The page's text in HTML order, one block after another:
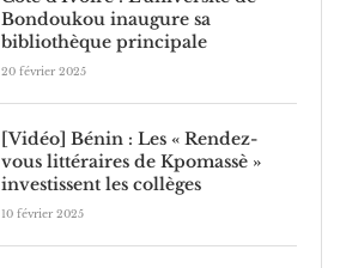
Bondoukou inaugure sa
bibliothèque principale
20 février 2025
[Vidéo] Bénin : Les « Rendez-
vous littéraires de Kpomassè »
investissent les collèges
10 février 2025